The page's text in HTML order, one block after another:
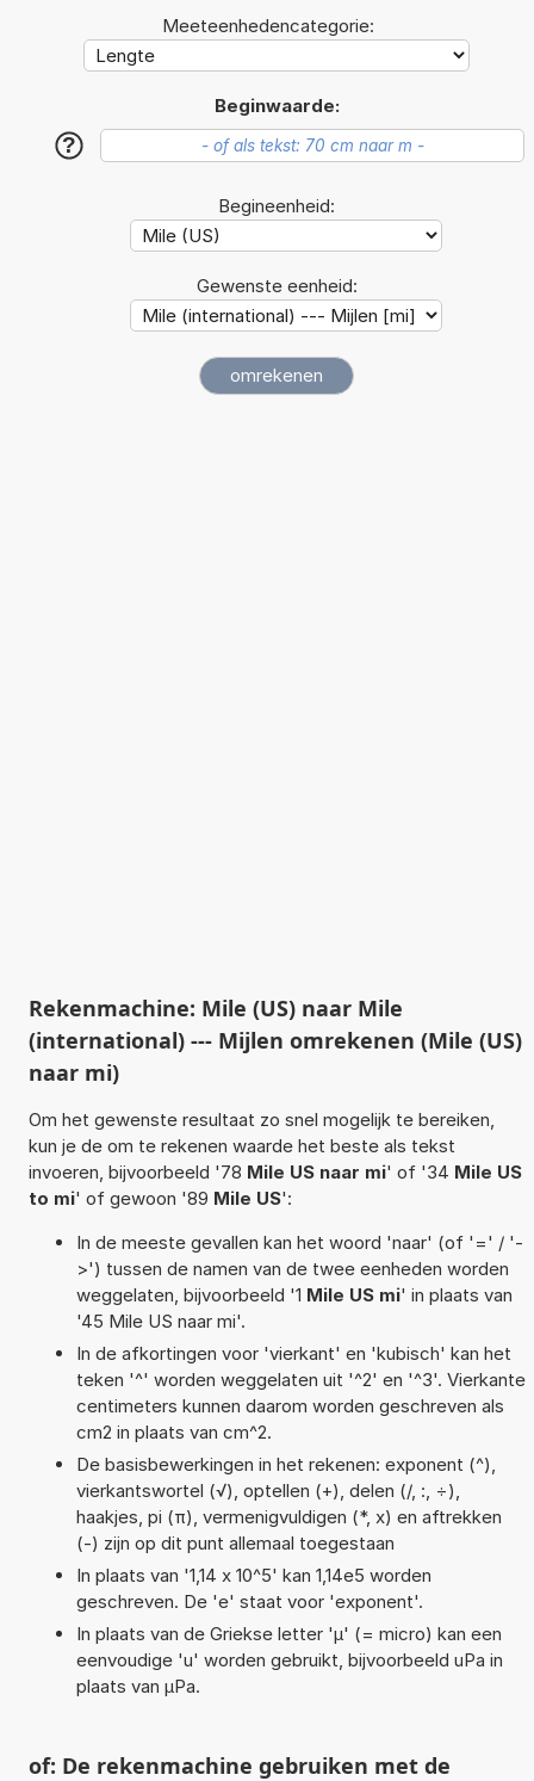
Meeteenhedencategorie:
Beginwaarde:
?
Begineenheid:
Gewenste eenheid:
Rekenmachine: Mile (US) naar Mile
(international) --- Mijlen omrekenen (Mile (US)
naar mi)
Om het gewenste resultaat zo snel mogelijk te bereiken,
kun je de om te rekenen waarde het beste als tekst
invoeren, bijvoorbeeld '78 Mile US naar mi' of '34 Mile US
to mi' of gewoon '89 Mile US':
In de meeste gevallen kan het woord 'naar' (of '=' / '-
>') tussen de namen van de twee eenheden worden
weggelaten, bijvoorbeeld '1 Mile US mi' in plaats van
'45 Mile US naar mi'.
In de afkortingen voor 'vierkant' en 'kubisch' kan het
teken '^' worden weggelaten uit '^2' en '^3'. Vierkante
centimeters kunnen daarom worden geschreven als
cm2 in plaats van cm^2.
De basisbewerkingen in het rekenen: exponent (^),
vierkantswortel (√), optellen (+), delen (/, :, ÷),
haakjes, pi (π), vermenigvuldigen (*, x) en aftrekken
(-) zijn op dit punt allemaal toegestaan
In plaats van '1,14 x 10^5' kan 1,14e5 worden
geschreven. De 'e' staat voor 'exponent'.
In plaats van de Griekse letter 'µ' (= micro) kan een
eenvoudige 'u' worden gebruikt, bijvoorbeeld uPa in
plaats van µPa.
of: De rekenmachine gebruiken met de